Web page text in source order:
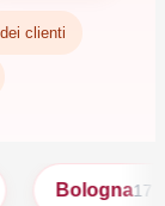
clienti
17 attività